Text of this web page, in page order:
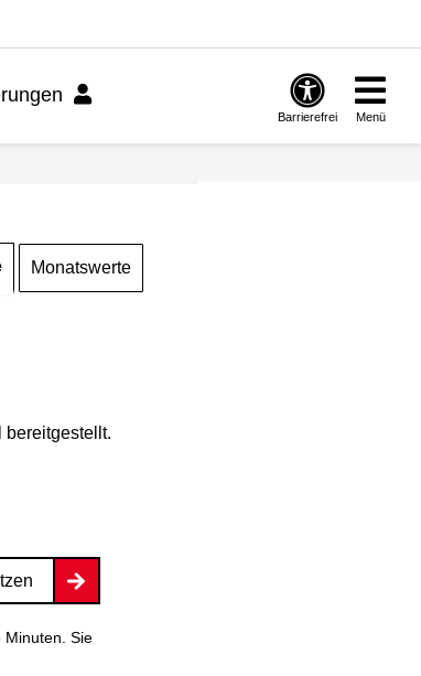
Barrierefrei Menü
Monatswerte
bereitgestellt.
Sie